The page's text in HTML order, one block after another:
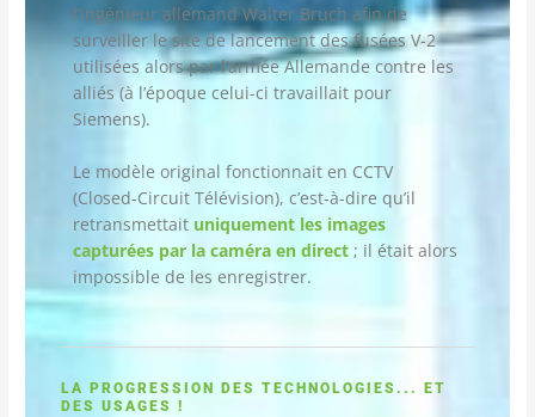
l’ingénieur allemand Walter Bruch afin de
surveiller le site de lancement des fusées V-2
utilisées alors par l’armée Allemande contre les
alliés (à l’époque celui-ci travaillait pour
Siemens).
Le modèle original fonctionnait en CCTV
(Closed-Circuit Télévision), c’est-à-dire qu’il
retransmettait uniquement les images
capturées par la caméra en direct ; il était alors
impossible de les enregistrer.
LA PROGRESSION DES TECHNOLOGIES... ET
DES USAGES !